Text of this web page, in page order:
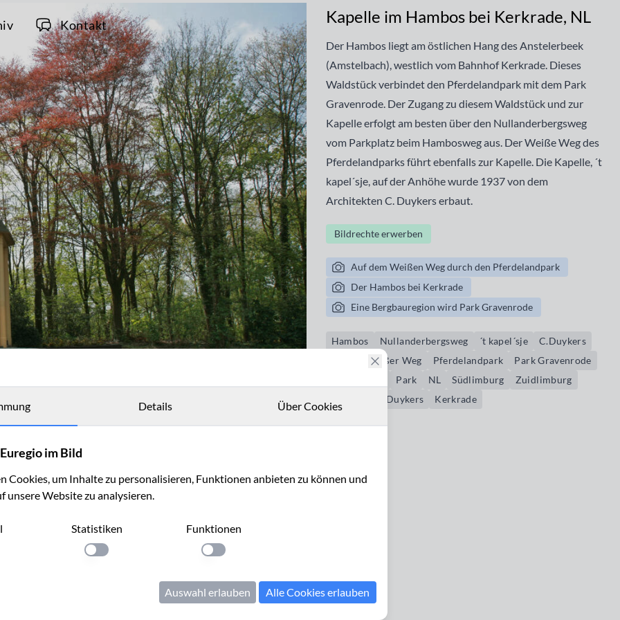
Kontakt Kapelle im Hambos bei Kerkrade, NL
Der Hambos liegt am östlichen Hang des Anstelerbeek
(Amstelbach), westlich vom Bahnhof Kerkrade. Dieses
Waldstück verbindet den Pferdelandpark mit dem Park
Gravenrode. Der Zugang zu diesem Waldstück und zur
Kapelle erfolgt am besten über den Nullanderbergsweg
vom Parkplatz beim Hambosweg aus. Der Weiße Weg des
Pferdelandparks führt ebenfalls zur Kapelle. Die Kapelle, ´t
kapel´sje, auf der Anhöhe wurde 1937 von dem
Architekten C. Duykers erbaut.
Bildrechte erwerben
Auf dem Weißen Weg durch den Pferdelandpark
Der Hambos bei Kerkrade
Eine Bergbauregion wird Park Gravenrode
Hambos Nullanderbergsweg ´t kapel´sje
C.Duykers
Weißer Weg Pferdelandpark
Park Gravenrode
Park NL Südlimburg
Zuidlimburg
C Duykers Kerkrade
Details Über Cookies
im Bild
Cookies, um Inhalte zu personalisieren, Funktionen anbieten zu können und
unsere Website zu analysieren.
Statistiken
Einstellung anwenden
Funktionen
Einstellung anwenden
Auswahl erlauben Alle Cookies erlauben